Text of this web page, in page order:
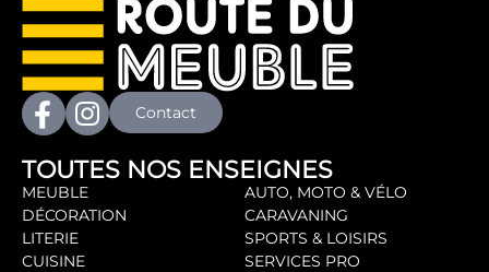
Contact
TOUTES NOS ENSEIGNES
MEUBLE
DÉCORATION
LITERIE
CUISINE
AUTO, MOTO & VÉLO
CARAVANING
SPORTS & LOISIRS
SERVICES PRO